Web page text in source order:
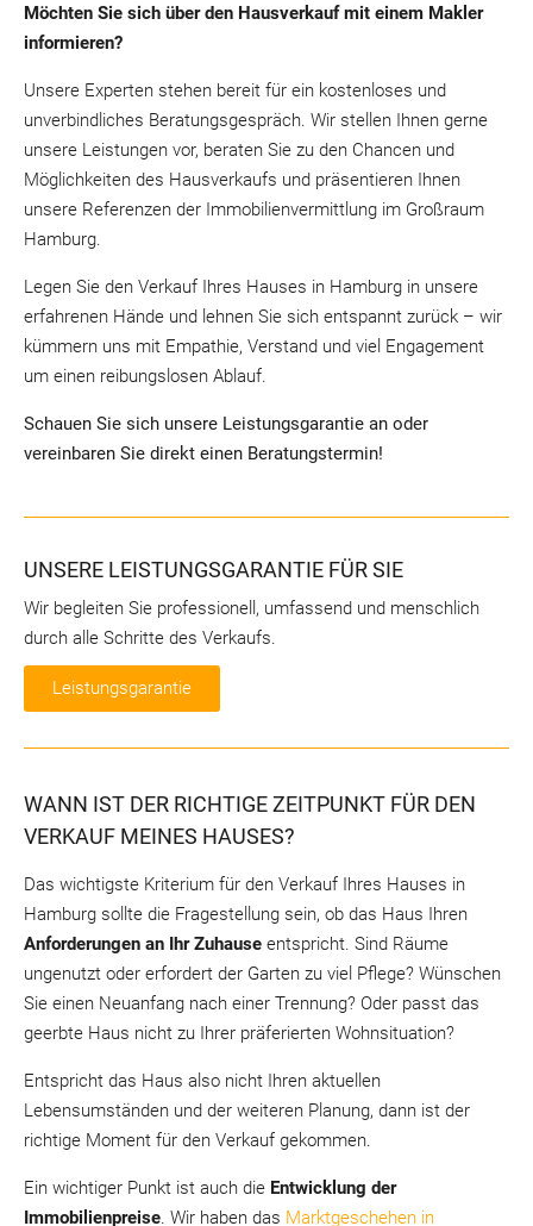
Möchten Sie sich über den Hausverkauf mit einem Makler
informieren?
Unsere Experten stehen bereit für ein kostenloses und
unverbindliches Beratungsgespräch. Wir stellen Ihnen gerne
unsere Leistungen vor, beraten Sie zu den Chancen und
Möglichkeiten des Hausverkaufs und präsentieren Ihnen
unsere Referenzen der Immobilienvermittlung im Großraum
Hamburg.
Legen Sie den Verkauf Ihres Hauses in Hamburg in unsere
erfahrenen Hände und lehnen Sie sich entspannt zurück – wir
kümmern uns mit Empathie, Verstand und viel Engagement
um einen reibungslosen Ablauf.
Schauen Sie sich unsere Leistungsgarantie an oder
vereinbaren Sie direkt einen Beratungstermin!
UNSERE LEISTUNGSGARANTIE FÜR SIE
Wir begleiten Sie professionell, umfassend und menschlich
durch alle Schritte des Verkaufs.
Leistungsgarantie
WANN IST DER RICHTIGE ZEITPUNKT FÜR DEN
VERKAUF MEINES HAUSES?
Das wichtigste Kriterium für den Verkauf Ihres Hauses in
Hamburg sollte die Fragestellung sein, ob das Haus Ihren
Anforderungen an Ihr Zuhause entspricht. Sind Räume
ungenutzt oder erfordert der Garten zu viel Pflege? Wünschen
Sie einen Neuanfang nach einer Trennung? Oder passt das
geerbte Haus nicht zu Ihrer präferierten Wohnsituation?
Entspricht das Haus also nicht Ihren aktuellen
Lebensumständen und der weiteren Planung, dann ist der
richtige Moment für den Verkauf gekommen.
Ein wichtiger Punkt ist auch die Entwicklung der
Immobilienpreise. Wir haben das Marktgeschehen in